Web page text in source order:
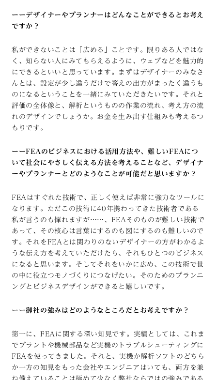
ーーデザイナーやプランナーはどんなことができるとお考え
ですか？
私ができないことは「広める」ことです。限りある人ではな
く、知らない人にみてもらえるように、ウェブなどを魅力的
にできるといいと思っています。まずはデザイナーのみなさ
んとは、設定が少し違うだけで答えの出方がまったく違うも
のになるということを一緒にみていただきたいです。それと
評価の全体像と、解析というものの作業の流れ、考え方の流
れのデザインでしょうか。お金を生み出す仕組みも考えるつ
もりです。
ーーFEAのビジネスにおける活用方法や、難しいFEAにつ
いて社会にやさしく伝える方法を考えることなど、デザイナ
ーやプランナーとどのようなことが可能だと思いますか？
FEAはすぐれた技術で、正しく使えば非常に強力なツールに
なります。ただこの技術に40年携わってきた技術者である
私が言うのも憚れますが……、FEAそのものが難しい技術で
あって、その核心は言葉にするのも図にするのも難しいので
す。それをFEAとは関わりのないデザイナーの方がわかるよ
うな伝え方を考えていただけたら、それもひとつのビジネス
になると思います。そしてそれをいかに広め、この技術で世
の中に役立つモノづくりにつなげたい。そのためのプランニ
ングとビジネスデザインができると嬉しいです。
ーー御社の強みはどのようなところだとお考えですか？
第一に、FEAに関する深い知見です。実績としては、これま
でプラントや機械部品など実機のトラブルシューティングに
FEAを使ってきました。それと、実機か解析ソフトのどちら
か一方の知見をもった会社やエンジニアはいても、両方を兼